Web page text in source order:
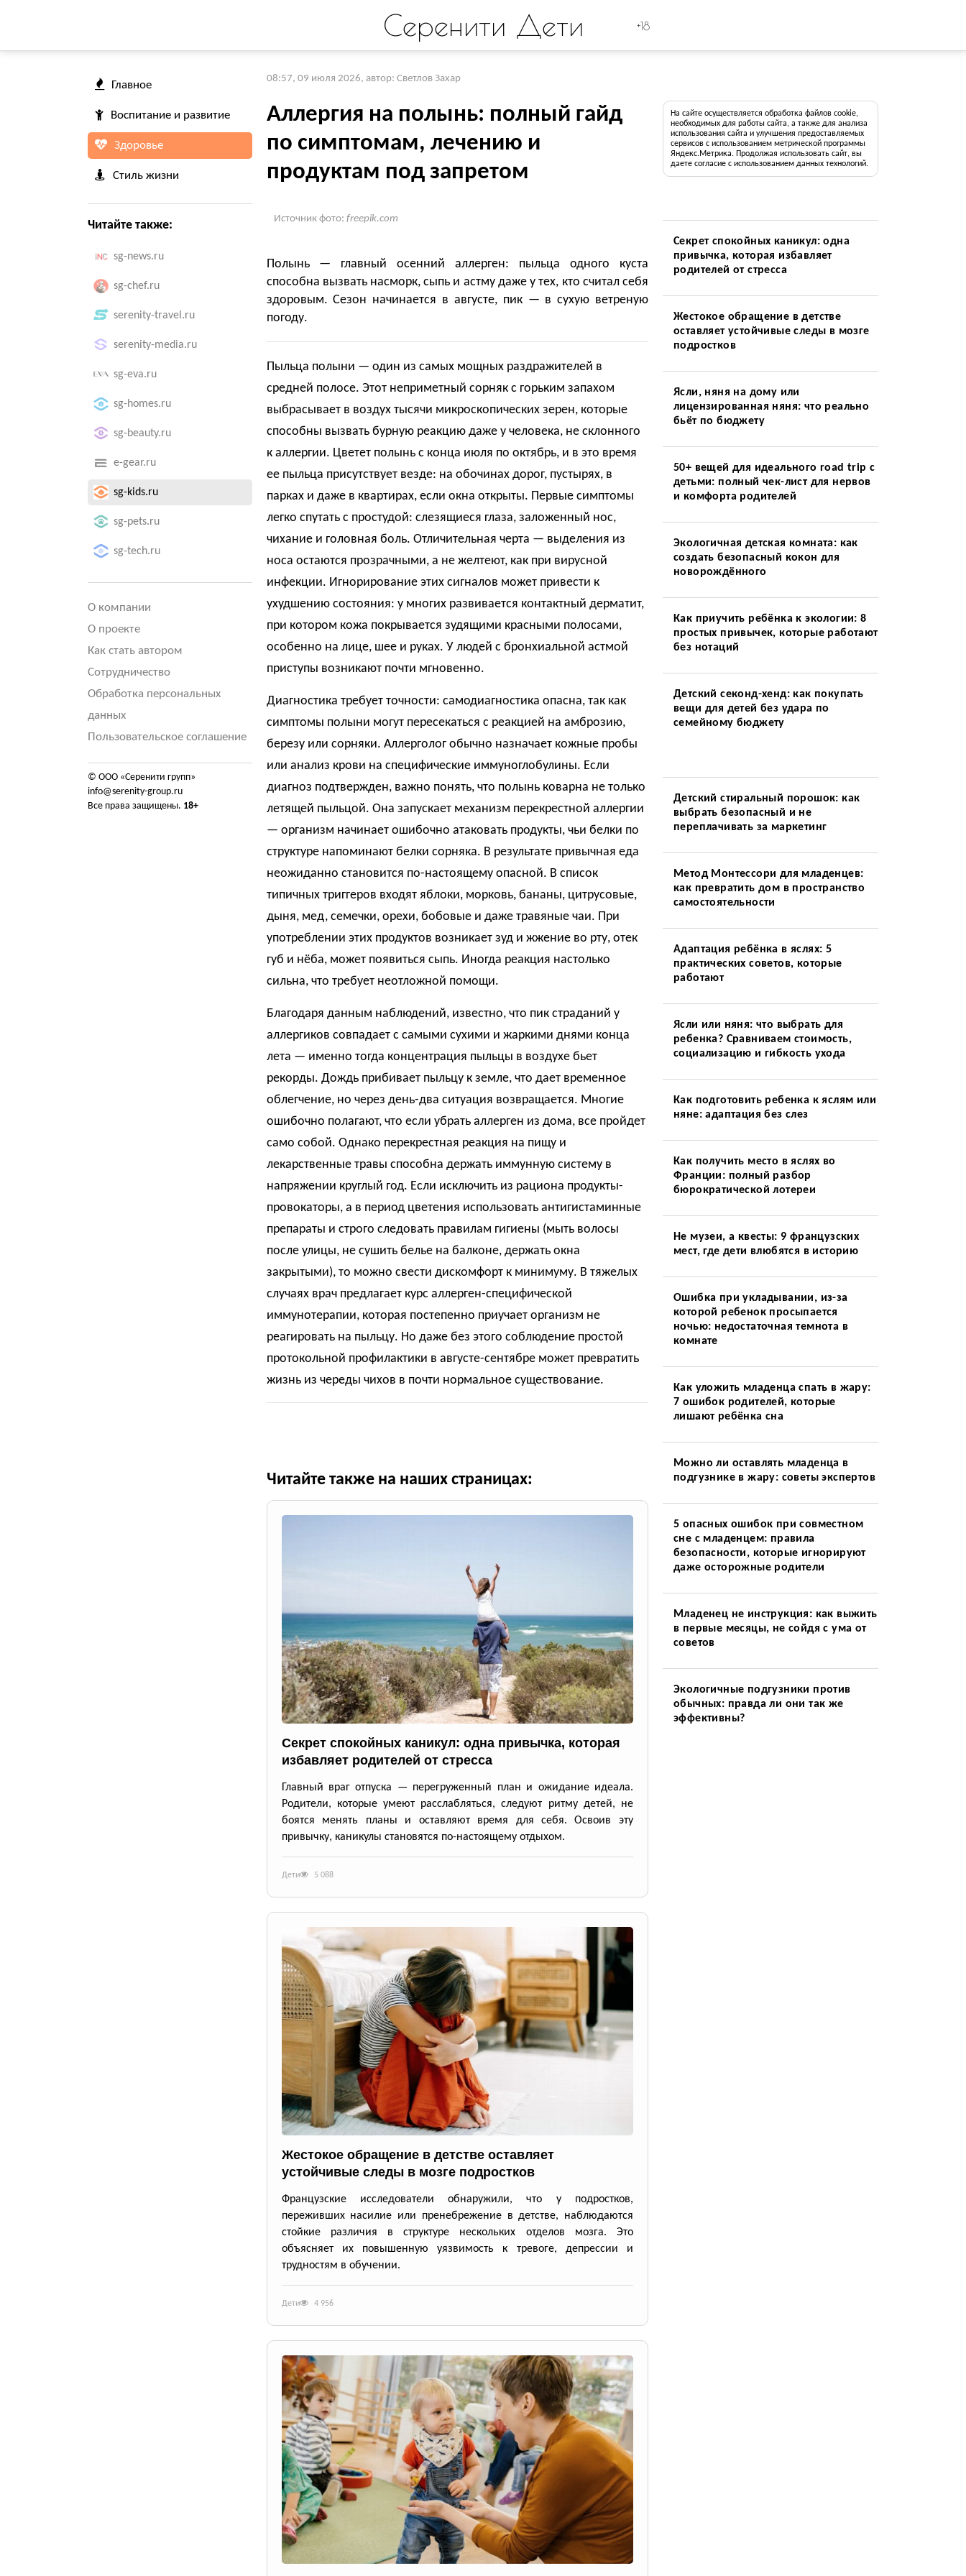
Серенити Дети +18
Главное
Воспитание и развитие
Здоровье
Стиль жизни
Читайте также:
sg-news.ru
sg-chef.ru
serenity-travel.ru
serenity-media.ru
sg-eva.ru
sg-homes.ru
sg-beauty.ru
e-gear.ru
sg-kids.ru
sg-pets.ru
sg-tech.ru
О компании
О проекте
Как стать автором
Сотрудничество
Обработка персональных
данных
Пользовательское соглашение
© ООО «Серенити групп»
info@serenity-group.ru
Все права защищены. 18+
08:57, 09 июля 2026, автор: Светлов Захар
Аллергия на полынь: полный гайд
по симптомам, лечению и
продуктам под запретом
Источник фото: freepik.com
Полынь — главный осенний аллерген: пыльца одного куста
способна вызвать насморк, сыпь и астму даже у тех, кто считал себя
здоровым. Сезон начинается в августе, пик — в сухую ветреную
погоду.
Пыльца полыни — один из самых мощных раздражителей в
средней полосе. Этот неприметный сорняк с горьким запахом
выбрасывает в воздух тысячи микроскопических зерен, которые
способны вызвать бурную реакцию даже у человека, не склонного
к аллергии. Цветет полынь с конца июля по октябрь, и в это время
ее пыльца присутствует везде: на обочинах дорог, пустырях, в
парках и даже в квартирах, если окна открыты. Первые симптомы
легко спутать с простудой: слезящиеся глаза, заложенный нос,
чихание и головная боль. Отличительная черта — выделения из
носа остаются прозрачными, а не желтеют, как при вирусной
инфекции. Игнорирование этих сигналов может привести к
ухудшению состояния: у многих развивается контактный дерматит,
при котором кожа покрывается зудящими красными полосами,
особенно на лице, шее и руках. У людей с бронхиальной астмой
приступы возникают почти мгновенно.
Диагностика требует точности: самодиагностика опасна, так как
симптомы полыни могут пересекаться с реакцией на амброзию,
березу или сорняки. Аллерголог обычно назначает кожные пробы
или анализ крови на специфические иммуноглобулины. Если
диагноз подтвержден, важно понять, что полынь коварна не только
летящей пыльцой. Она запускает механизм перекрестной аллергии
— организм начинает ошибочно атаковать продукты, чьи белки по
структуре напоминают белки сорняка. В результате привычная еда
неожиданно становится по-настоящему опасной. В список
типичных триггеров входят яблоки, морковь, бананы, цитрусовые,
дыня, мед, семечки, орехи, бобовые и даже травяные чаи. При
употреблении этих продуктов возникает зуд и жжение во рту, отек
губ и нёба, может появиться сыпь. Иногда реакция настолько
сильна, что требует неотложной помощи.
Благодаря данным наблюдений, известно, что пик страданий у
аллергиков совпадает с самыми сухими и жаркими днями конца
лета — именно тогда концентрация пыльцы в воздухе бьет
рекорды. Дождь прибивает пыльцу к земле, что дает временное
облегчение, но через день-два ситуация возвращается. Многие
ошибочно полагают, что если убрать аллерген из дома, все пройдет
само собой. Однако перекрестная реакция на пищу и
лекарственные травы способна держать иммунную систему в
напряжении круглый год. Если исключить из рациона продукты-
провокаторы, а в период цветения использовать антигистаминные
препараты и строго следовать правилам гигиены (мыть волосы
после улицы, не сушить белье на балконе, держать окна
закрытыми), то можно свести дискомфорт к минимуму. В тяжелых
случаях врач предлагает курс аллерген-специфической
иммунотерапии, которая постепенно приучает организм не
реагировать на пыльцу. Но даже без этого соблюдение простой
протокольной профилактики в августе-сентябре может превратить
жизнь из череды чихов в почти нормальное существование.
Читайте также на наших страницах:
Секрет спокойных каникул: одна привычка, которая
избавляет родителей от стресса
Главный враг отпуска — перегруженный план и ожидание идеала.
Родители, которые умеют расслабляться, следуют ритму детей, не
боятся менять планы и оставляют время для себя. Освоив эту
привычку, каникулы становятся по-настоящему отдыхом.
Дети 5 088
Жестокое обращение в детстве оставляет
устойчивые следы в мозге подростков
Французские исследователи обнаружили, что у подростков,
переживших насилие или пренебрежение в детстве, наблюдаются
стойкие различия в структуре нескольких отделов мозга. Это
объясняет их повышенную уязвимость к тревоге, депрессии и
трудностям в обучении.
Дети 4 956
На сайте осуществляется обработка файлов cookie,
необходимых для работы сайта, а также для анализа
использования сайта и улучшения предоставляемых
сервисов с использованием метрической программы
Яндекс.Метрика. Продолжая использовать сайт, вы
даете согласие с использованием данных технологий.
Секрет спокойных каникул: одна
привычка, которая избавляет
родителей от стресса
Жестокое обращение в детстве
оставляет устойчивые следы в мозге
подростков
Ясли, няня на дому или
лицензированная няня: что реально
бьёт по бюджету
50+ вещей для идеального road trip с
детьми: полный чек-лист для нервов
и комфорта родителей
Экологичная детская комната: как
создать безопасный кокон для
новорождённого
Как приучить ребёнка к экологии: 8
простых привычек, которые работают
без нотаций
Детский секонд-хенд: как покупать
вещи для детей без удара по
семейному бюджету
Детский стиральный порошок: как
выбрать безопасный и не
переплачивать за маркетинг
Метод Монтессори для младенцев:
как превратить дом в пространство
самостоятельности
Адаптация ребёнка в яслях: 5
практических советов, которые
работают
Ясли или няня: что выбрать для
ребенка? Сравниваем стоимость,
социализацию и гибкость ухода
Как подготовить ребенка к яслям или
няне: адаптация без слез
Как получить место в яслях во
Франции: полный разбор
бюрократической лотереи
Не музеи, а квесты: 9 французских
мест, где дети влюбятся в историю
Ошибка при укладывании, из-за
которой ребенок просыпается
ночью: недостаточная темнота в
комнате
Как уложить младенца спать в жару:
7 ошибок родителей, которые
лишают ребёнка сна
Можно ли оставлять младенца в
подгузнике в жару: советы экспертов
5 опасных ошибок при совместном
сне с младенцем: правила
безопасности, которые игнорируют
даже осторожные родители
Младенец не инструкция: как выжить
в первые месяцы, не сойдя с ума от
советов
Экологичные подгузники против
обычных: правда ли они так же
эффективны?